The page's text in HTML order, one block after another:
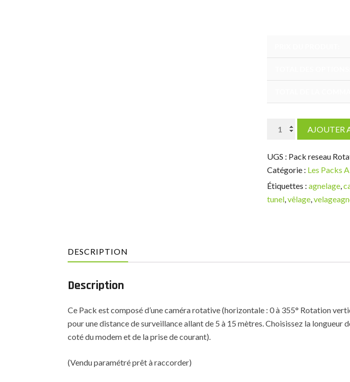
quantité
Parc
Réseau
AJOUTER
UGS : Pack reseau
Catégorie : Les Packs
Étiquettes : agnelage,
tunel, vêlage,
DESCRIPTION
Description
Ce Pack est composé d’une caméra rotative (horizontale : 0 à 355° Rotation
pour une distance de surveillance allant de 5 à 15 mètres. Choisissez la
coté du modem et de la prise de courant).
(Vendu paramétré prêt à raccorder)